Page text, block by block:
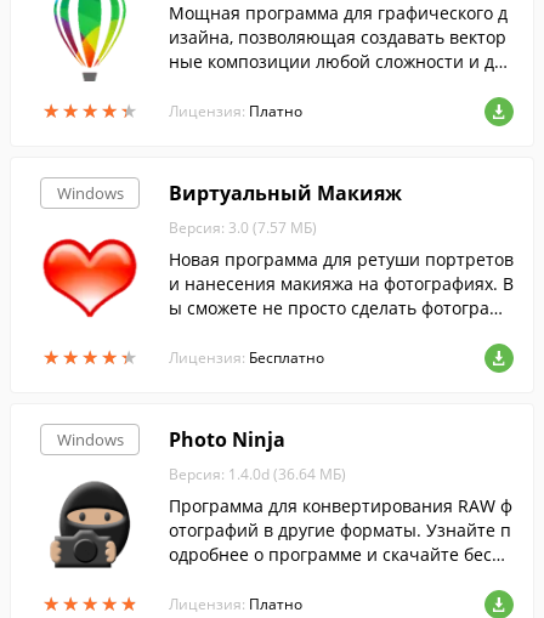
★★★★★
★★★★★
Мощная программа для графического д
изайна, позволяющая создавать вектор
ные композиции любой сложности и для
Лицензия: Платно
Windows
★★★★★
★★★★★
Виртуальный Макияж
Версия: 3.0 (7.57 МБ)
Новая программа для ретуши портретов
и нанесения макияжа на фотографиях. В
ы сможете не просто сделать фотографи
Программа включает более десяти уник
альных инструментов для преображени
Лицензия: Бесплатно
Windows
★★★★★
★★★★★
Photo Ninja
Версия: 1.4.0d (36.64 МБ)
Программа для конвертирования RAW ф
отографий в другие форматы. Узнайте п
одробнее о программе и скачайте беспл
Лицензия: Платно